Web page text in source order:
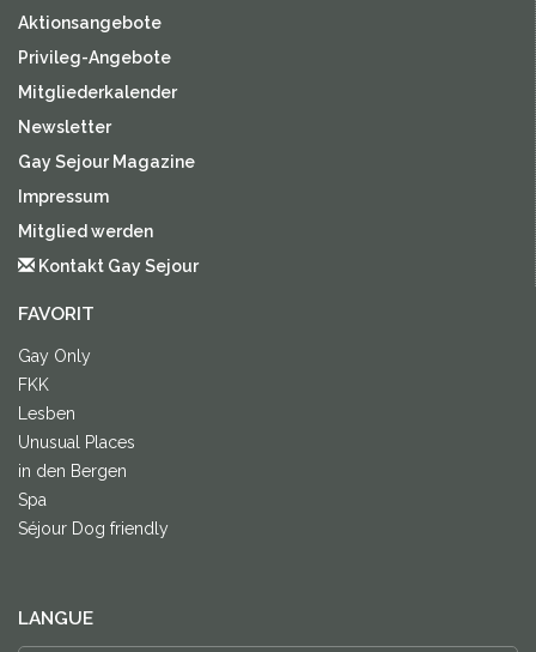
Aktionsangebote
Privileg-Angebote
Mitgliederkalender
Newsletter
Gay Sejour Magazine
Impressum
Mitglied werden
Kontakt Gay Sejour
FAVORIT
Gay Only
FKK
Lesben
Unusual Places
in den Bergen
Spa
Séjour Dog friendly
LANGUE